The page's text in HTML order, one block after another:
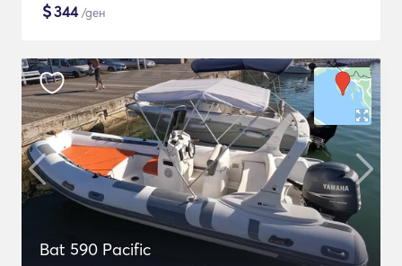
$344/ден
Bat 590 Pacific